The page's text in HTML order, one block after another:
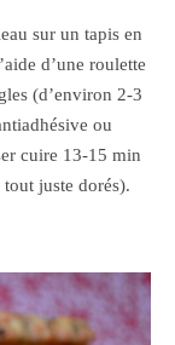
sur un tapis en
d’une roulette
(d’environ 2-3
ou
cuire 13-15 min
juste dorés).